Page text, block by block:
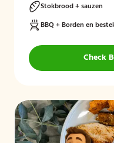
Stokbrood + sauzen
BBQ + Borden en
Check